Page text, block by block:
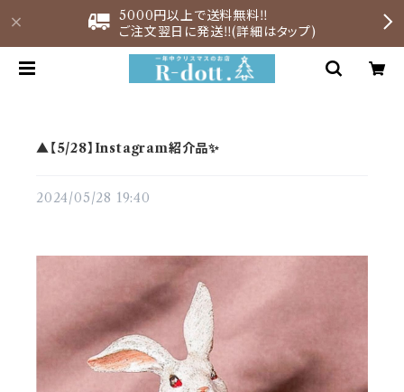
5000円以上で送料無料‼︎
ご注文翌日に発送‼︎(詳細はタップ)
▲【5/28】Instagram紹介品✨
2024/05/28 19:40